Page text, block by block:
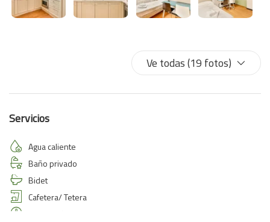
Ve todas (19 fotos)
Servicios
Agua caliente
Baño privado
Bidet
Cafetera/ Tetera